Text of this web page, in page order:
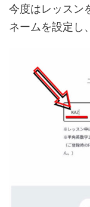
今度はレッスン
ネームを設定し